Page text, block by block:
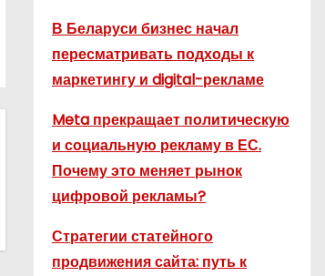
В Беларуси бизнес начал
пересматривать подходы к
маркетингу и digital-рекламе
Meta прекращает политическую
и социальную рекламу в ЕС.
Почему это меняет рынок
цифровой рекламы?
Стратегии статейного
продвижения сайта: путь к